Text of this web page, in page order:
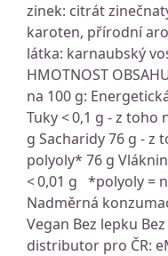
zinek: citrát
karoten, přírodní
látka: karnaubský
HMOTNOST
na 100 g:
Tuky < 0,1 g - z toho
g Sacharidy 76 g - z
polyoly* 76 g
< 0,01 g *polyoly =
Nadměrná
Vegan Bez lepku
distributor pro ČR: